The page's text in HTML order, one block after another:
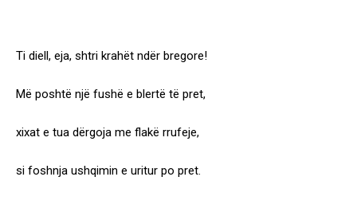
Ti diell, eja, shtri krahët ndër bregore!
Më poshtë një fushë e blertë të pret,
xixat e tua dërgoja me flakë rrufeje,
si foshnja ushqimin e uritur po pret.